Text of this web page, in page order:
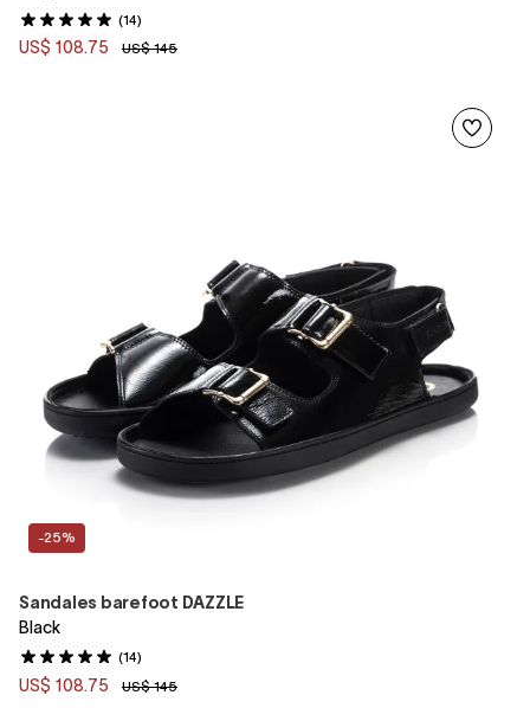
(14)
US$ 108.75 US$ 145
-25%
Sandales barefoot DAZZLE
Black
(14)
US$ 108.75 US$ 145